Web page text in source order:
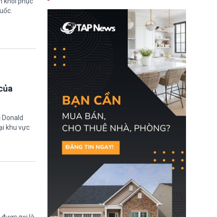
khu vực
gan B hoặc viêm gan C
sẽ không còn bị mặc
định không đáp ứng tiêu
chuẩn sức khỏe chỉ vì
chi phí điều trị khi nộp hồ
sơ xin visa cư trú.